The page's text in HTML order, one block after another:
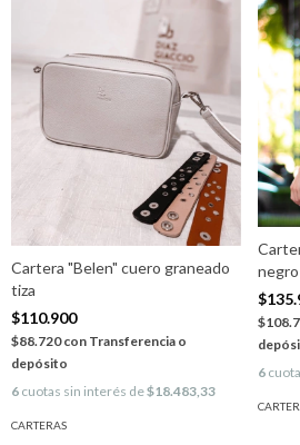
Cartera "Belen" cuero graneado
tiza
$110.900
$88.720con Transferencia o
depósito
6 cuotas sin interés de$18.483,33
CARTERAS
negro
6